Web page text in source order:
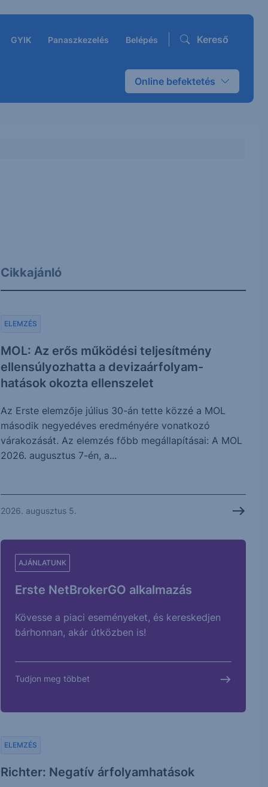
GYIK Panaszkezelés Belépés Kereső
Online befektetés
Cikkajánló
MOL: Az erős működési teljesítmény
ellensúlyozhatta a devizaárfolyam-
hatások okozta ellenszelet
ELEMZÉS
Az Erste elemzője július 30-án tette közzé a MOL
második negyedéves eredményére vonatkozó
várakozását. Az elemzés főbb megállapításai: A MOL
2026. augusztus 7-én, a...
2026. augusztus 5.
AJÁNLATUNK
Erste NetBrokerGO alkalmazás
Kövesse a piaci eseményeket, és kereskedjen
bárhonnan, akár útközben is!
Tudjon meg többet
Richter: Negatív árfolyamhatások
ELEMZÉS